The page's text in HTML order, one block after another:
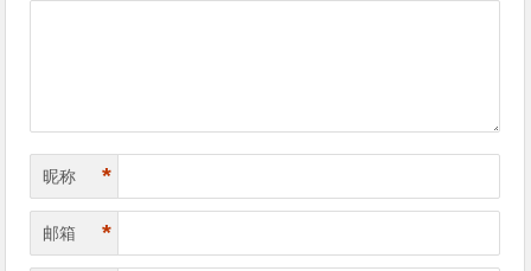
昵称 *
邮箱 *